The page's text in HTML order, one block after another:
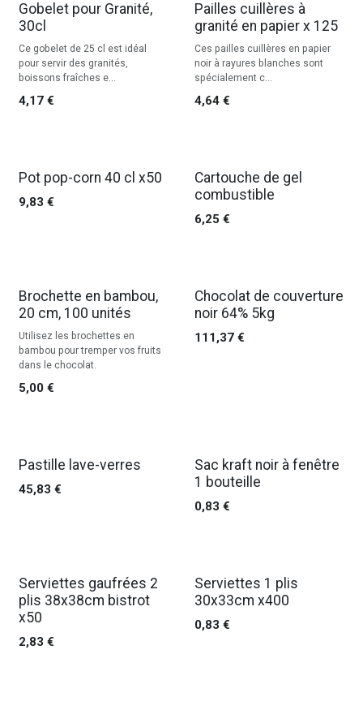
Gobelet pour Granité,
30cl
Ce gobelet de 25 cl est idéal
pour servir des granités,
boissons fraîches e...
4,17 €
Pailles cuillères à
granité en papier x 125
Ces pailles cuillères en papier
noir à rayures blanches sont
spécialement c...
4,64€
Pot pop-corn 40 cl x50
9,83 €
Cartouche de gel
combustible
6,25 €
Brochette en bambou,
20 cm, 100 unités
Utilisez les brochettes en
bambou pour tremper vos fruits
dans le chocolat.
5,00 €
Chocolat de couverture
noir 64% 5kg
111,37€
Pastille lave-verres
45,83 €
Sac kraft noir à fenêtre
1 bouteille
0,83 €
Serviettes gaufrées 2
plis 38x38cm bistrot
x50
2,83 €
Serviettes 1 plis
30x33cm x400
0,83 €